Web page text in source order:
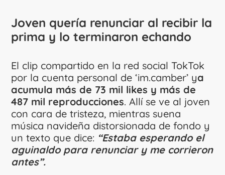
Joven quería renunciar al recibir la
prima y lo terminaron echando
El clip compartido en la red social TokTok
por la cuenta personal de ‘im.camber’ ya
acumula más de 73 mil likes y más de
487 mil reproducciones. Allí se ve al joven
con cara de tristeza, mientras suena
música navideña distorsionada de fondo y
un texto que dice: “Estaba esperando el
aguinaldo para renunciar y me corrieron
antes”.